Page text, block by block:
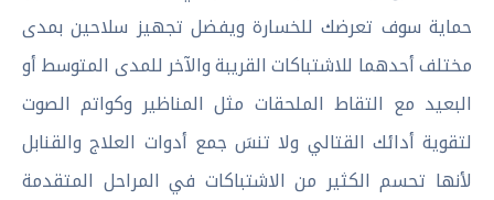
حماية سوف تعرضك للخسارة ويفضل تجهيز سلاحين بمدى
مختلف أحدهما للاشتباكات القريبة والآخر للمدى المتوسط أو
البعيد مع التقاط الملحقات مثل المناظير وكواتم الصوت
لتقوية أدائك القتالي ولا تنسَ جمع أدوات العلاج والقنابل
لأنها تحسم الكثير من الاشتباكات في المراحل المتقدمة